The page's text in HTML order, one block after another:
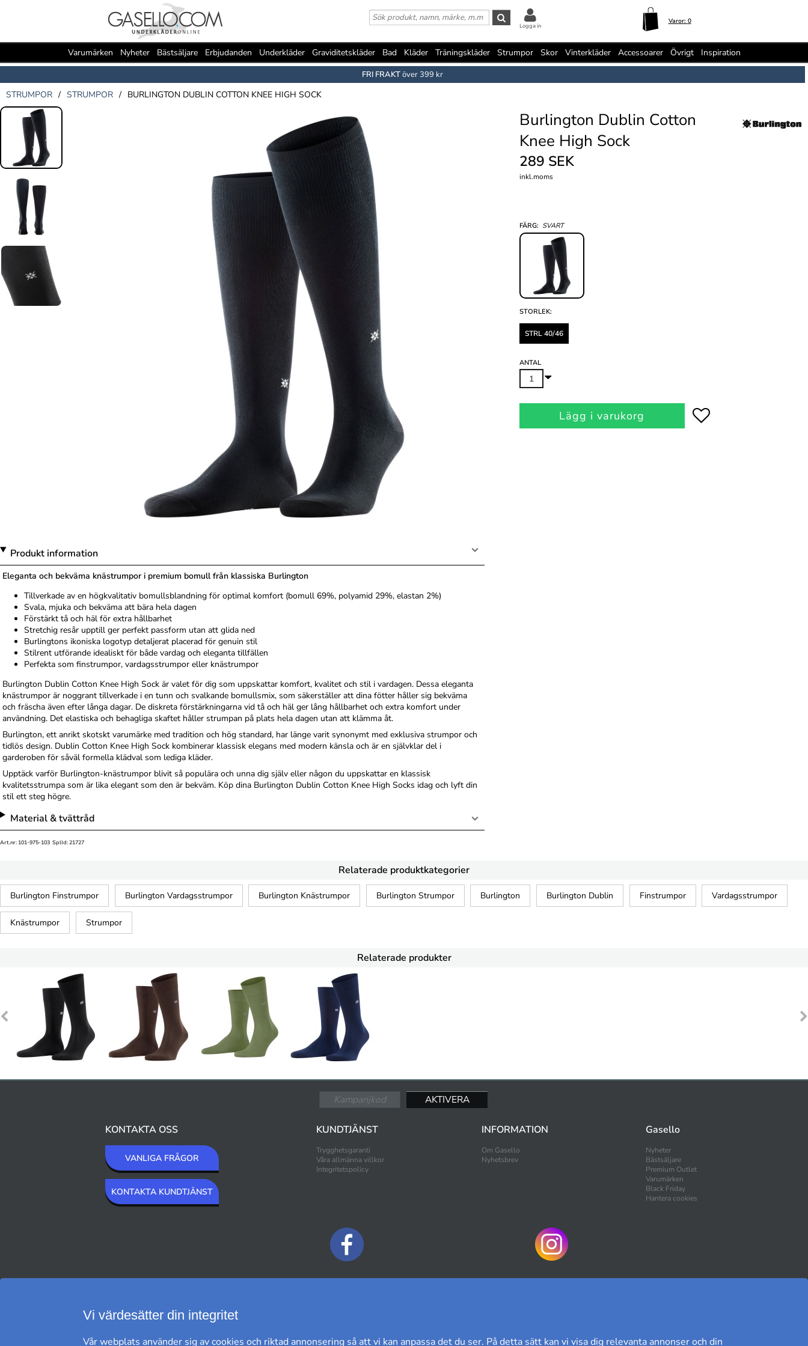
Varor: 0
Logga in
Varumärken Nyheter Bästsäljare Erbjudanden Underkläder Graviditetskläder Bad Kläder Träningskläder Strumpor Skor Vinterkläder Accessoarer Övrigt Inspiration
FRI FRAKTöver 399 kr
STRUMPOR / STRUMPOR / BURLINGTON DUBLIN COTTON KNEE HIGH SOCK
Burlington Dublin Cotton
Knee High Sock
289 SEK
inkl.moms
FÄRG: SVART
STORLEK:
STRL 40/46
ANTAL
Lägg i varukorg
Produkt information
Eleganta och bekväma knästrumpor i premium bomull från klassiska Burlington
Tillverkade av en högkvalitativ bomullsblandning för optimal komfort (bomull 69%, polyamid 29%, elastan 2%)
Svala, mjuka och bekväma att bära hela dagen
Förstärkt tå och häl för extra hållbarhet
Stretchig resår upptill ger perfekt passform utan att glida ned
Burlingtons ikoniska logotyp detaljerat placerad för genuin stil
Stilrent utförande idealiskt för både vardag och eleganta tillfällen
Perfekta som finstrumpor, vardagsstrumpor eller knästrumpor
Burlington Dublin Cotton Knee High Sock är valet för dig som uppskattar komfort, kvalitet och stil i vardagen. Dessa eleganta
knästrumpor är noggrant tillverkade i en tunn och svalkande bomullsmix, som säkerställer att dina fötter håller sig bekväma
och fräscha även efter långa dagar. De diskreta förstärkningarna vid tå och häl ger lång hållbarhet och extra komfort under
användning. Det elastiska och behagliga skaftet håller strumpan på plats hela dagen utan att klämma åt.
Burlington, ett anrikt skotskt varumärke med tradition och hög standard, har länge varit synonymt med exklusiva strumpor och
tidlös design. Dublin Cotton Knee High Sock kombinerar klassisk elegans med modern känsla och är en självklar del i
garderoben för såväl formella klädval som lediga kläder.
Upptäck varför Burlington-knästrumpor blivit så populära och unna dig själv eller någon du uppskattar en klassisk
kvalitetsstrumpa som är lika elegant som den är bekväm. Köp dina Burlington Dublin Cotton Knee High Socks idag och lyft din
stil ett steg högre.
Material & tvättråd
Art.nr: 101-975-103 SplId: 21727
Relaterade produktkategorier
Burlington Finstrumpor Burlington Vardagsstrumpor Burlington Knästrumpor Burlington Strumpor Burlington Burlington Dublin Finstrumpor Vardagsstrumpor
Knästrumpor Strumpor
Relaterade produkter
KONTAKTA OSS
VANLIGA FRÅGOR
KONTAKTA KUNDTJÄNST
KUNDTJÄNST
Trygghetsgaranti
Våra allmänna villkor
Integritetspolicy
INFORMATION
Om Gasello
Nyhetsbrev
Gasello
Nyheter
Bästsäljare
Premium Outlet
Varumärken
Black Friday
Hantera cookies
Vi värdesätter din integritet
Vår webplats använder sig av cookies och riktad annonsering så att vi kan anpassa det du ser. På detta sätt kan vi visa dig relevanta annonser och din